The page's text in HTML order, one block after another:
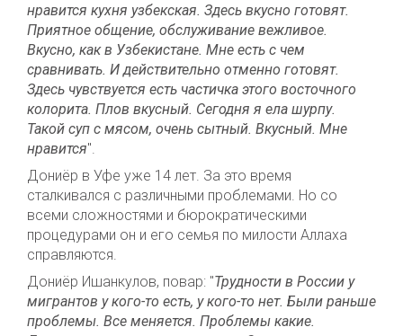
нравится кухня узбекская. Здесь вкусно готовят.
Приятное общение, обслуживание вежливое.
Вкусно, как в Узбекистане. Мне есть с чем
сравнивать. И действительно отменно готовят.
Здесь чувствуется есть частичка этого восточного
колорита. Плов вкусный. Сегодня я ела шурпу.
Такой суп с мясом, очень сытный. Вкусный. Мне
нравится".
Дониёр в Уфе уже 14 лет. За это время
сталкивался с различными проблемами . Но со
всеми сложностями и бюрократическими
процедурами он и его семья по милости Аллаха
справляются.
Дониёр Ишанкулов, повар: "Трудности в России у
мигрантов у кого-то есть, у кого-то нет. Были раньше
проблемы. Все меняется. Проблемы какие.